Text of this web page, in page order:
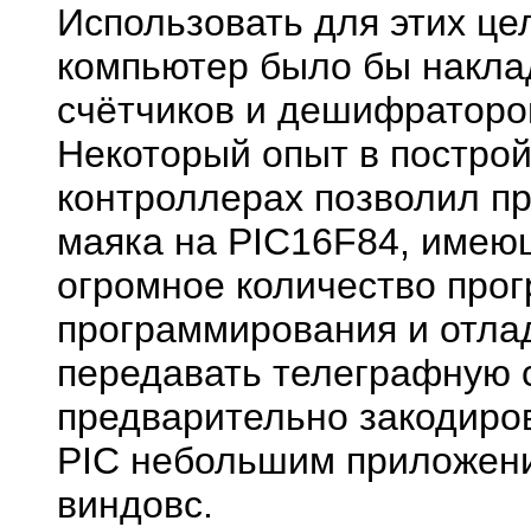
Использовать для этих
компьютер было бы
счётчиков и
Некоторый опыт в
контроллерах позволил
маяка на PIC16F84,
огромное количество
программирования и
передавать
предварительно
PIC небольшим
виндовс.